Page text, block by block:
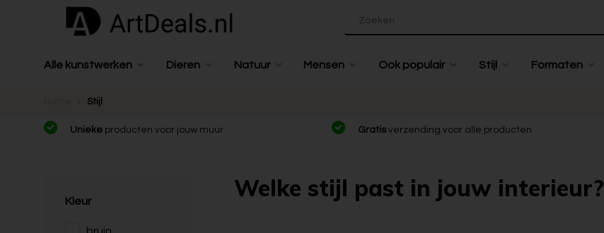
Alle kunstwerken Dieren Natuur Mensen Ook populair Stijl Formaten
Stijl
Unieke producten voor jouw muur Gratisverzending voor alle producten
Kleur Welke stijl past in jouw interieur?